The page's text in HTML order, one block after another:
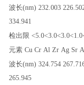
波长(nm) 232.003
334.941
检出限 <5.0<3.0<3.0<1.0
元素 Cu Cr Al Zr Ag Sr
波长(nm) 324.754
265.945